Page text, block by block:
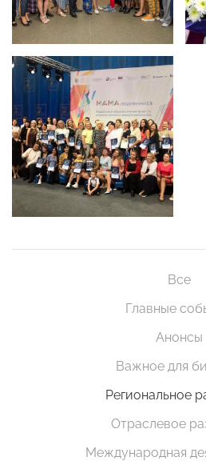
Все
Главные
Анонсы
Важное для
Региональное
Отраслевое
Международная